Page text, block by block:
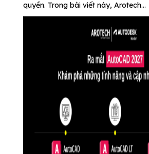
quyền. Trong bài viết này, Arotech...